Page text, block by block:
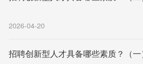
2026-04-20
招聘创新型人才具备哪些素质？（一